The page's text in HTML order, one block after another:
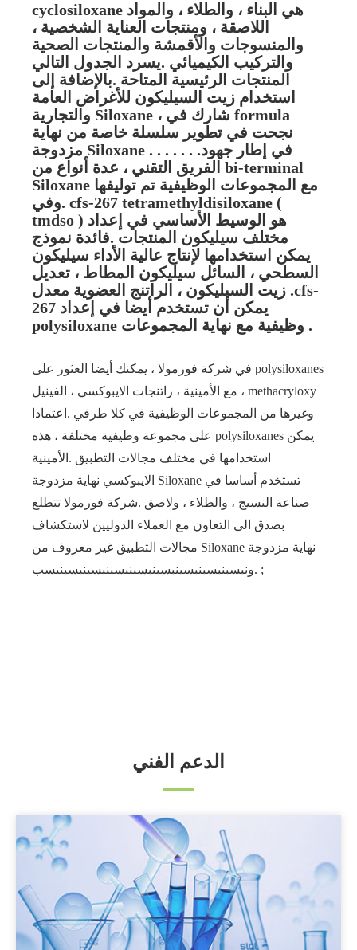
cyclosiloxane هي البناء ، والطلاء ، والمواد
اللاصقة ، ومنتجات العناية الشخصية ،
والمنسوجات والأقمشة والمنتجات الصحية
والتركيب الكيميائي .يسرد الجدول التالي
المنتجات الرئيسية المتاحة .بالإضافة إلى
استخدام زيت السيليكون للأغراض العامة
والتجارية Siloxane ، شارك في formula
نجحت في تطوير سلسلة خاصة من نهاية
مزدوجة Siloxane . . . . . . .في إطار جهود
الفريق التقني ، عدة أنواع من bi-terminal
Siloxane مع المجموعات الوظيفية تم توليفها
.وفي cfs-267 tetramethyldisiloxane (
tmdso ) هو الوسيط الأساسي في إعداد
مختلف سيليكون المنتجات .فائدة نموذج
يمكن استخدامها لإنتاج عالية الأداء سيليكون
السطحي ، السائل سيليكون المطاط ، تعديل
زيت السيليكون ، الراتنج العضوية معدل .cfs-
267 يمكن أن تستخدم أيضا في إعداد
polysiloxane وظيفية مع نهاية المجموعات .
في شركة فورمولا ، يمكنك أيضا العثور على polysiloxanes
مع الأمينية ، راتنجات الايبوكسي ، الفينيل ، methacryloxy
وغيرها من المجموعات الوظيفية في كلا طرفي .اعتمادا
على مجموعة وظيفية مختلفة ، هذه polysiloxanes يمكن
استخدامها في مختلف مجالات التطبيق .الأمينية
الايبوكسي نهاية مزدوجة Siloxane تستخدم أساسا في
صناعة النسيج ، والطلاء ، ولاصق .شركة فورمولا تتطلع
بصدق الى التعاون مع العملاء الدوليين لاستكشاف
مجالات التطبيق غير معروف من Siloxane نهاية مزدوجة
.ونبسبنبسبنبسبنبسبنبسبنبسبنبسبنبسبنبسب ;
الدعم الفني